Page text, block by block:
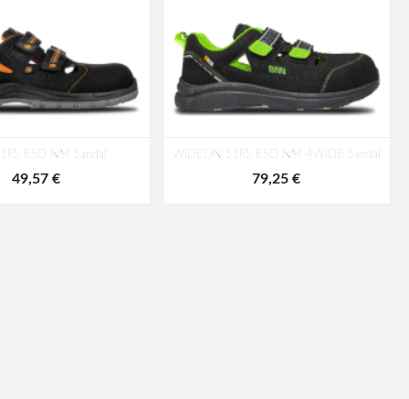
ESD NM Sandal
49,57 €
WIDEON S1PS ESD NM 4WIDE Sandal
79,25 €